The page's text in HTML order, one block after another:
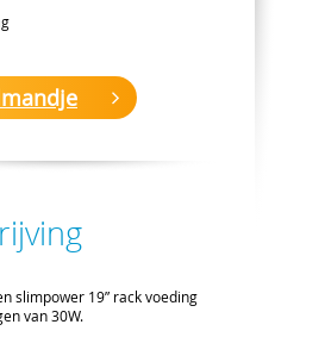
slimpower 19” rack voeding
van 30W.